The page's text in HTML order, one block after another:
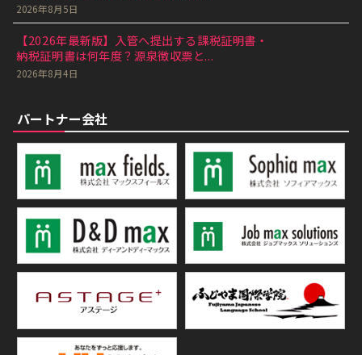
2026年8月5日
【2026年最新版】入管へ提出する課税証明書・
納税証明書は何年度？源泉徴収票と...
2026年8月4日
パートナー会社